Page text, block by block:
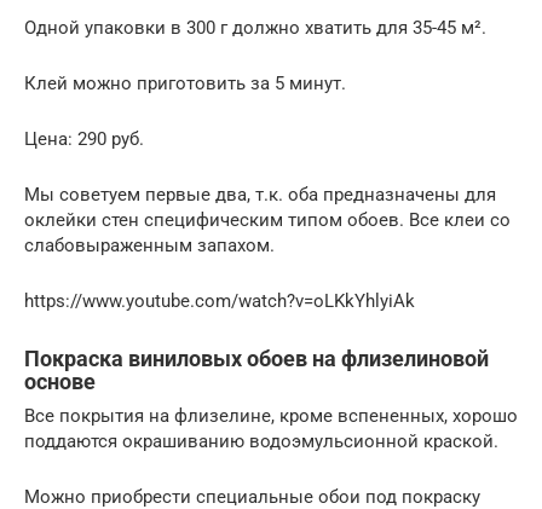
Одной упаковки в 300 г должно хватить для 35-45 м².
Клей можно приготовить за 5 минут.
Цена: 290 руб.
Мы советуем первые два, т.к. оба предназначены для
оклейки стен специфическим типом обоев. Все клеи со
слабовыраженным запахом.
https://www.youtube.com/watch?v=oLKkYhlyiAk
Покраска виниловых обоев на флизелиновой
основе
Все покрытия на флизелине, кроме вспененных, хорошо
поддаются окрашиванию водоэмульсионной краской.
Можно приобрести специальные обои под покраску